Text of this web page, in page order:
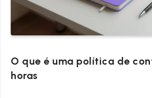
O que é uma política de
horas